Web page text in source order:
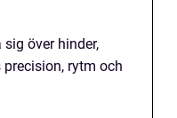
över hinder,
rytm och